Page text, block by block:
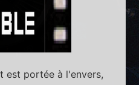
est portée à l'envers,